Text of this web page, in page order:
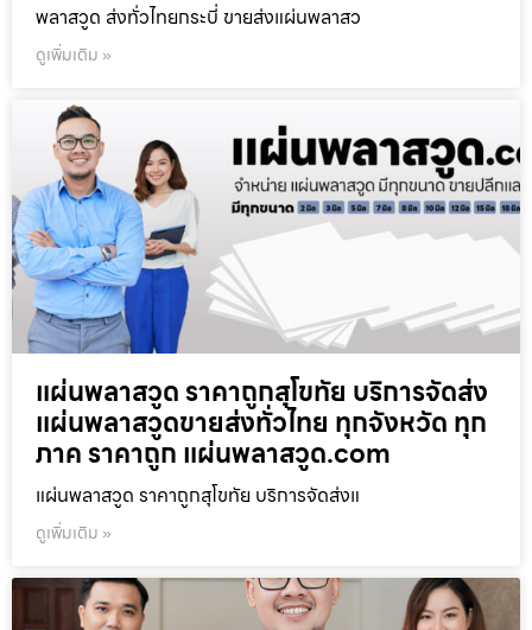
พลาสวูด ส่งทั่วไทยกระบี่ ขายส่งแผ่นพลาสว
ดูเพิ่มเติม »
แผ่นพลาสวูด ราคาถูกสุโขทัย บริการจัดส่ง
แผ่นพลาสวูดขายส่งทั่วไทย ทุกจังหวัด ทุก
ภาค ราคาถูก แผ่นพลาสวูด.com
แผ่นพลาสวูด ราคาถูกสุโขทัย บริการจัดส่งแ
ดูเพิ่มเติม »